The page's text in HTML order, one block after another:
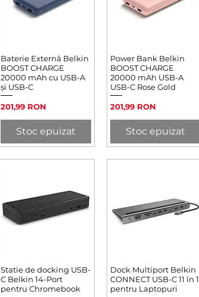
Afișare rapidă
Baterie Externă Belkin
BOOST CHARGE
20000 mAh cu USB-A
și USB-C
Preț
201,99 RON
Stoc epuizat
Afișare rapidă
Power Bank Belkin
BOOST CHARGE
20000 mAh USB-A
USB-C Rose Gold
Preț
201,99 RON
Stoc epuizat
Afișare rapidă
Statie de docking USB-
C Belkin 14-Port
pentru Chromebook
Afișare rapidă
Dock Multiport Belkin
CONNECT USB-C 11 în 1
pentru Laptopuri